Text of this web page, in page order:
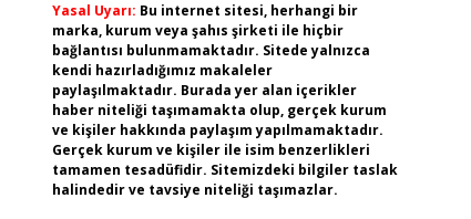
Yasal Uyarı: Bu internet sitesi, herhangi bir
marka, kurum veya şahıs şirketi ile hiçbir
bağlantısı bulunmamaktadır. Sitede yalnızca
kendi hazırladığımız makaleler
paylaşılmaktadır. Burada yer alan içerikler
haber niteliği taşımamakta olup, gerçek kurum
ve kişiler hakkında paylaşım yapılmamaktadır.
Gerçek kurum ve kişiler ile isim benzerlikleri
tamamen tesadüfidir. Sitemizdeki bilgiler taslak
halindedir ve tavsiye niteliği taşımazlar.